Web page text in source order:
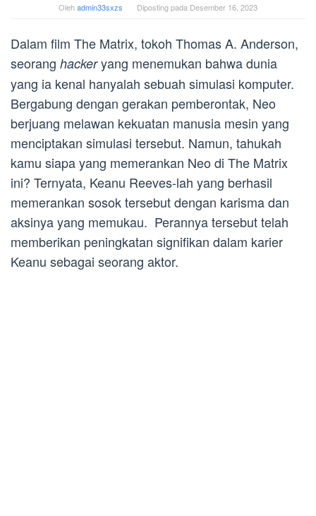
Olehadmin33sxzs Diposting pada Desember 16, 2023
Dalam film The Matrix, tokoh Thomas A. Anderson,
seorang hackeryang menemukan bahwa dunia
yang ia kenal hanyalah sebuah simulasi komputer.
Bergabung dengan gerakan pemberontak, Neo
berjuang melawan kekuatan manusia mesin yang
menciptakan simulasi tersebut. Namun, tahukah
kamu siapa yang memerankan Neo di The Matrix
ini? Ternyata, Keanu Reeves-lah yang berhasil
memerankan sosok tersebut dengan karisma dan
aksinya yang memukau. Perannya tersebut telah
memberikan peningkatan signifikan dalam karier
Keanu sebagai seorang aktor.